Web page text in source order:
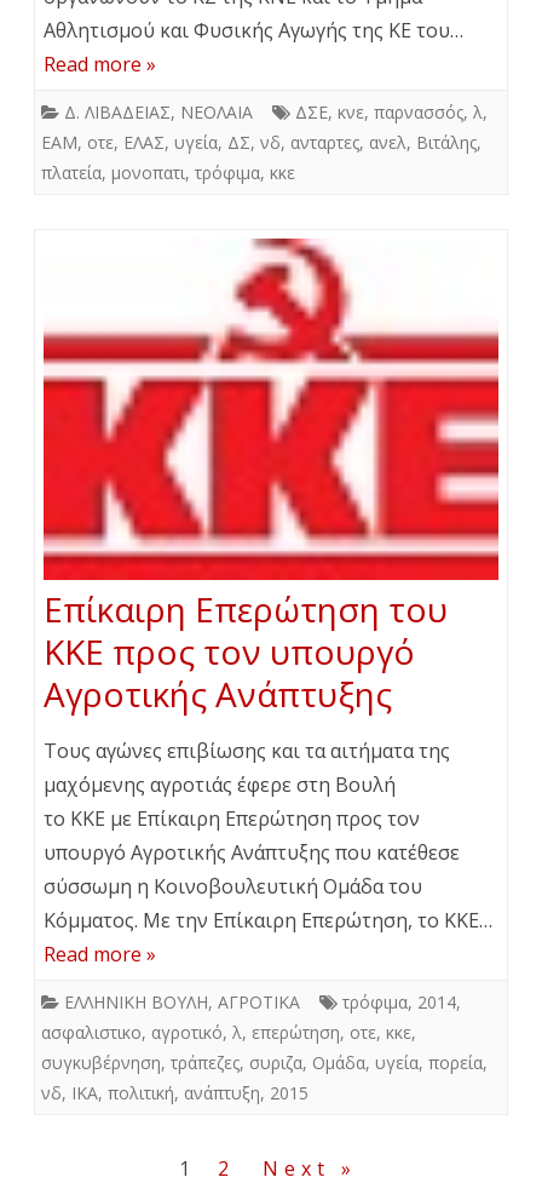
Αθλητισμού και Φυσικής Αγωγής της ΚΕ του…
Read more »
Δ. ΛΙΒΑΔΕΙΑΣ, ΝΕΟΛΑΙΑ ΔΣΕ, κνε, παρνασσός, λ,
ΕΑΜ, οτε, ΕΛΑΣ, υγεία, ΔΣ, νδ, ανταρτες, ανελ, Βιτάλης,
πλατεία, μονοπατι, τρόφιμα, κκε
Επίκαιρη Επερώτηση του
ΚΚΕ προς τον υπουργό
Αγροτικής Ανάπτυξης
Τους αγώνες επιβίωσης και τα αιτήματα της
μαχόμενης αγροτιάς έφερε στη Βουλή
το ΚΚΕ με Επίκαιρη Επερώτηση προς τον
υπουργό Αγροτικής Ανάπτυξης που κατέθεσε
σύσσωμη η Κοινοβουλευτική Ομάδα του
Κόμματος. Με την Επίκαιρη Επερώτηση, το ΚΚΕ…
Read more »
ΕΛΛΗΝΙΚΗ ΒΟΥΛΗ, ΑΓΡΟΤΙΚΑ τρόφιμα, 2014,
ασφαλιστικο, αγροτικό, λ, επερώτηση, οτε, κκε,
συγκυβέρνηση, τράπεζες, συριζα, Ομάδα, υγεία, πορεία,
νδ, ΙΚΑ, πολιτική, ανάπτυξη, 2015
1 2 Next »